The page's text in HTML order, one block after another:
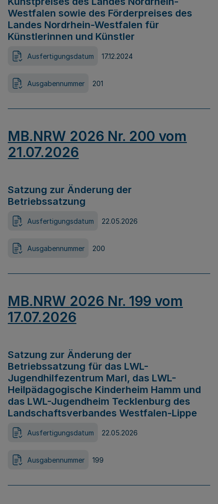
Westfalen sowie des Förderpreises des
Landes Nordrhein-Westfalen für
Künstlerinnen und Künstler
Ausfertigungsdatum 17.12.2024
Ausgabennummer 201
MB.NRW 2026 Nr. 200 vom
21.07.2026
Satzung zur Änderung der
Betriebssatzung
Ausfertigungsdatum 22.05.2026
Ausgabennummer 200
MB.NRW 2026 Nr. 199 vom
17.07.2026
Satzung zur Änderung der
Betriebssatzung für das LWL-
Jugendhilfezentrum Marl, das LWL-
Heilpädagogische Kinderheim Hamm und
das LWL-Jugendheim Tecklenburg des
Landschaftsverbandes Westfalen-Lippe
Ausfertigungsdatum 22.05.2026
Ausgabennummer 199